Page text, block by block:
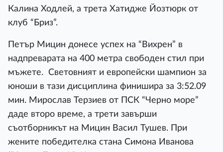
Калина Ходлей, а трета Хатидже Йозтюрк от
клуб “Бриз”.
Петър Мицин донесе успех на “Вихрен” в
надпреварата на 400 метра свободен стил при
мъжете. Световният и европейски шампион за
юноши в тази дисциплина финишира за 3:52.09
мин. Мирослав Терзиев от ПСК “Черно море”
даде второ време, а трети завърши
съотборникът на Мицин Васил Тушев. При
жените победителка стана Симона Иванова